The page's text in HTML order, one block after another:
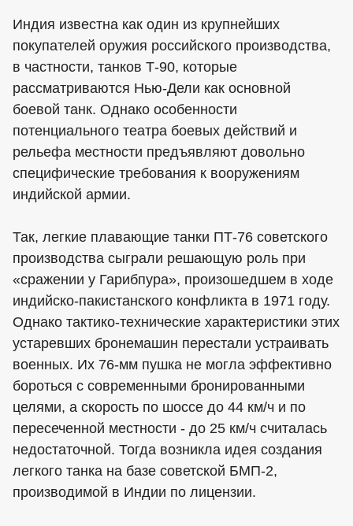
Индия известна как один из крупнейших
покупателей оружия российского производства,
в частности, танков Т-90, которые
рассматриваются Нью-Дели как основной
боевой танк. Однако особенности
потенциального театра боевых действий и
рельефа местности предъявляют довольно
специфические требования к вооружениям
индийской армии.
Так, легкие плавающие танки ПТ-76 советского
производства сыграли решающую роль при
«сражении у Гарибпура», произошедшем в ходе
индийско-пакистанского конфликта в 1971 году.
Однако тактико-технические характеристики этих
устаревших бронемашин перестали устраивать
военных. Их 76-мм пушка не могла эффективно
бороться с современными бронированными
целями, а скорость по шоссе до 44 км/ч и по
пересеченной местности - до 25 км/ч считалась
недостаточной. Тогда возникла идея создания
легкого танка на базе советской БМП-2,
производимой в Индии по лицензии.